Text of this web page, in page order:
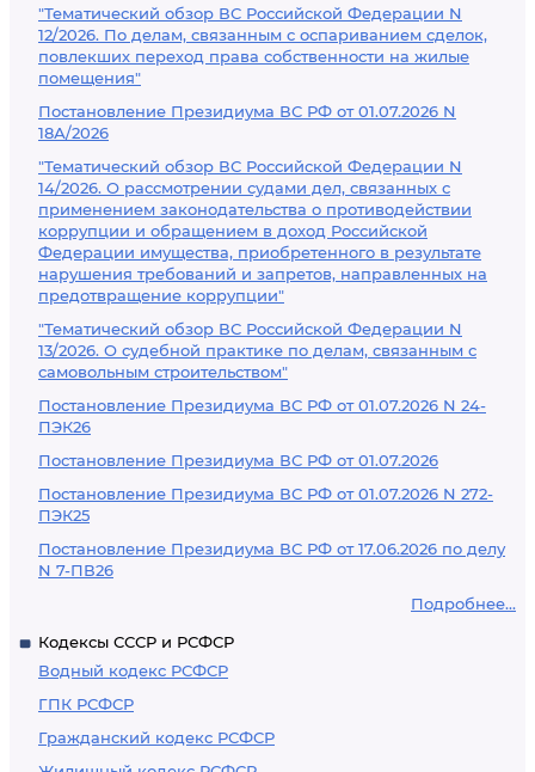
"Тематический обзор ВС Российской Федерации N
12/2026. По делам, связанным с оспариванием сделок,
повлекших переход права собственности на жилые
помещения"
Постановление Президиума ВС РФ от 01.07.2026 N
18А/2026
"Тематический обзор ВС Российской Федерации N
14/2026. О рассмотрении судами дел, связанных с
применением законодательства о противодействии
коррупции и обращением в доход Российской
Федерации имущества, приобретенного в результате
нарушения требований и запретов, направленных на
предотвращение коррупции"
"Тематический обзор ВС Российской Федерации N
13/2026. О судебной практике по делам, связанным с
самовольным строительством"
Постановление Президиума ВС РФ от 01.07.2026 N 24-
ПЭК26
Постановление Президиума ВС РФ от 01.07.2026
Постановление Президиума ВС РФ от 01.07.2026 N 272-
ПЭК25
Постановление Президиума ВС РФ от 17.06.2026 по делу
N 7-ПВ26
Подробнее...
Кодексы СССР и РСФСР
Водный кодекс РСФСР
ГПК РСФСР
Гражданский кодекс РСФСР